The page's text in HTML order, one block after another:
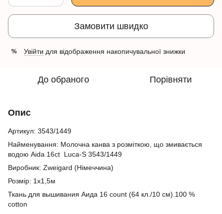
Замовити швидко
% Увійти для відображення накопичувальної знижки
До обраного Порівняти
Опис
Артикул: 3543/1449
Найменування: Молочна канва з розміткою, що змивається
водою Aida 16ct Luca-S 3543/1449
Виробник: Zweigard (Німеччина)
Розмір: 1х1,5м
Ткань для вышивания Аида 16 count (64 кл./10 см).100 %
cotton